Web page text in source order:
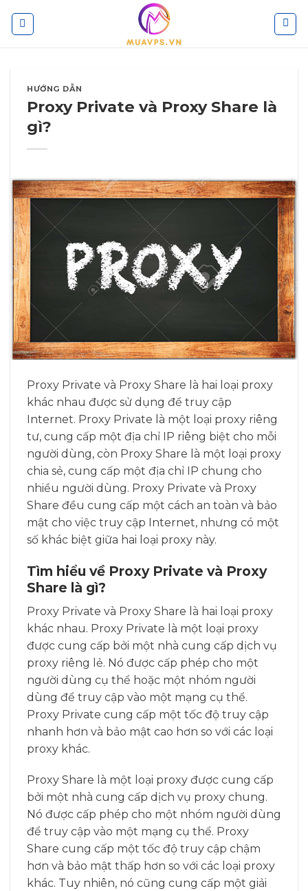
HƯỚNG DẪN
Proxy Private và Proxy Share là
gì?
Proxy Private và Proxy Share là hai loại proxy
khác nhau được sử dụng để truy cập
Internet. Proxy Private là một loại proxy riêng
tư, cung cấp một địa chỉ IP riêng biệt cho mỗi
người dùng, còn Proxy Share là một loại proxy
chia sẻ, cung cấp một địa chỉ IP chung cho
nhiều người dùng. Proxy Private và Proxy
Share đều cung cấp một cách an toàn và bảo
mật cho việc truy cập Internet, nhưng có một
số khác biệt giữa hai loại proxy này.
Tìm hiểu về Proxy Private và Proxy
Share là gì?
Proxy Private và Proxy Share là hai loại proxy
khác nhau. Proxy Private là một loại proxy
được cung cấp bởi một nhà cung cấp dịch vụ
proxy riêng lẻ. Nó được cấp phép cho một
người dùng cụ thể hoặc một nhóm người
dùng để truy cập vào một mạng cụ thể.
Proxy Private cung cấp một tốc độ truy cập
nhanh hơn và bảo mật cao hơn so với các loại
proxy khác.
Proxy Share là một loại proxy được cung cấp
bởi một nhà cung cấp dịch vụ proxy chung.
Nó được cấp phép cho một nhóm người dùng
để truy cập vào một mạng cụ thể. Proxy
Share cung cấp một tốc độ truy cập chậm
hơn và bảo mật thấp hơn so với các loại proxy
khác. Tuy nhiên, nó cũng cung cấp một giải